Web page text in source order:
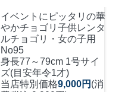
イベントにピッタリの華
やかチョゴリ 子供レンタ
ルチョゴリ・女の子用
No95
身長77～79cm 1号サイ
ズ(目安年令1才)
当店特別価格9,000円 (消